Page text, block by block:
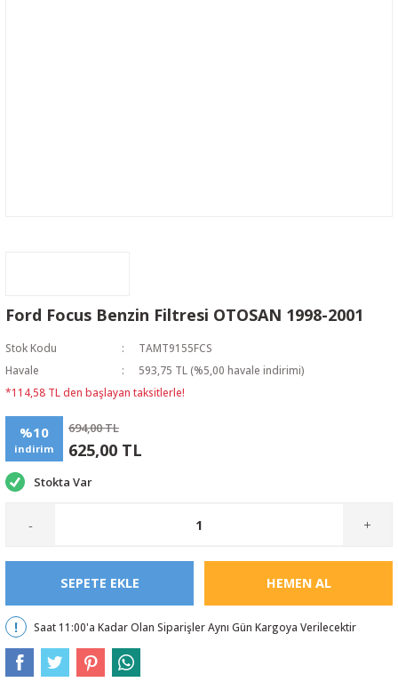
Ford Focus Benzin Filtresi OTOSAN 1998-2001
Stok Kodu
TAMT9155FCS
Havale
593,75 TL (%5,00 havale indirimi)
*114,58 TL den başlayan taksitlerle!
%10
indirim
694,00 TL
625,00 TL
Stokta Var
- +
SEPETE EKLE HEMEN AL
Saat 11:00'a Kadar Olan Siparişler Aynı Gün Kargoya Verilecektir